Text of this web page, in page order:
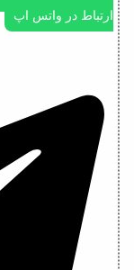
ارتباط در واتس اپ